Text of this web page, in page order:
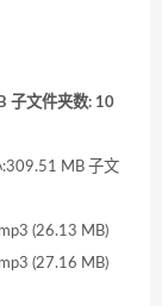
子文件夹数: 10
MB 子文
(26.13 MB)
(27.16 MB)